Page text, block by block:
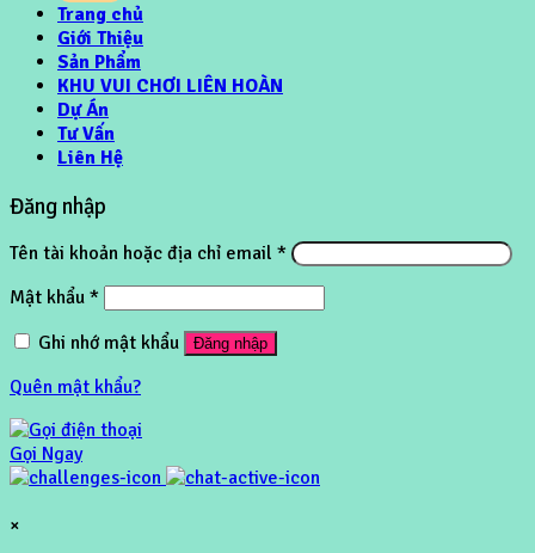
Trang chủ
Giới Thiệu
Sản Phẩm
KHU VUI CHƠI LIÊN HOÀN
Dự Án
Tư Vấn
Liên Hệ
Đăng nhập
Tên tài khoản hoặc địa chỉ email *
Mật khẩu *
Ghi nhớ mật khẩu
Đăng nhập
Quên mật khẩu?
Gọi Ngay
×